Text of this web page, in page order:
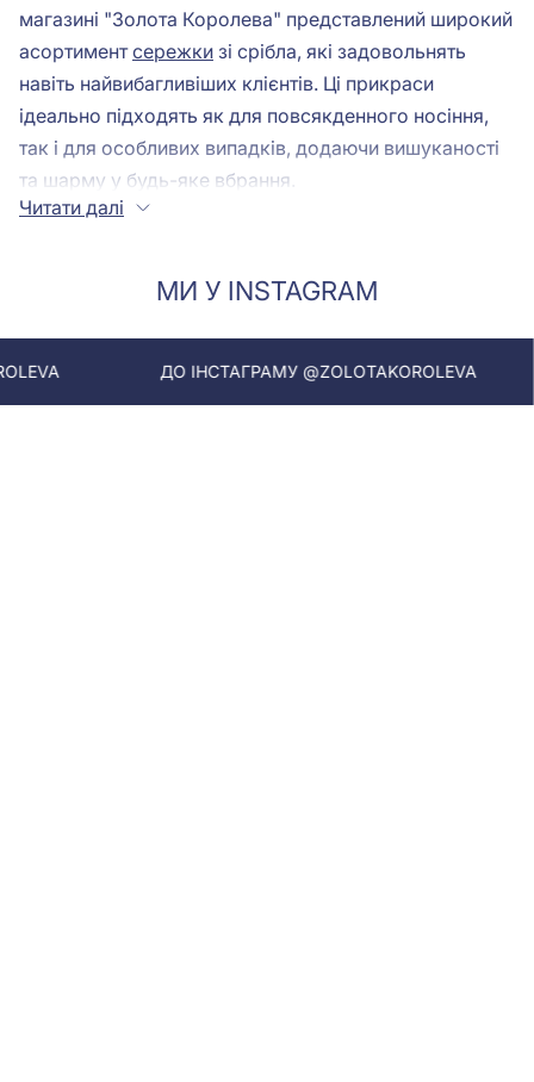
магазині "Золота Королева" представлений широкий
асортиментсережки зі срібла, які задовольнять
навіть найвибагливіших клієнтів. Ці прикраси
ідеально підходять як для повсякденного носіння,
так і для особливих випадків, додаючи вишуканості
та шарму у будь-яке вбрання.
Сережки срібні – це втілення витонченої
блиску та універсальності легко поєднується з
різними стилями одягу. Срібні сережки можуть бути
як класичними, так і сучасними, що дозволяє кожній
жінці вибрати саме ту прикрасу, яка відповідає її
смакам та уподобанням. Вони чудово підійдуть як
Читати далі
МИ У INSTAGRAM
ДО ІНСТАГРАМУ @ZOLOTAKOROLEVA ДО